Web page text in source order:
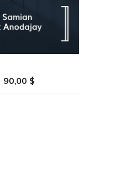
90,00 $Plage
de